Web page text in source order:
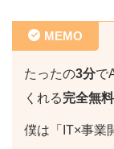
MEMO
たったの3分で
くれる完全無
僕は「IT×事業